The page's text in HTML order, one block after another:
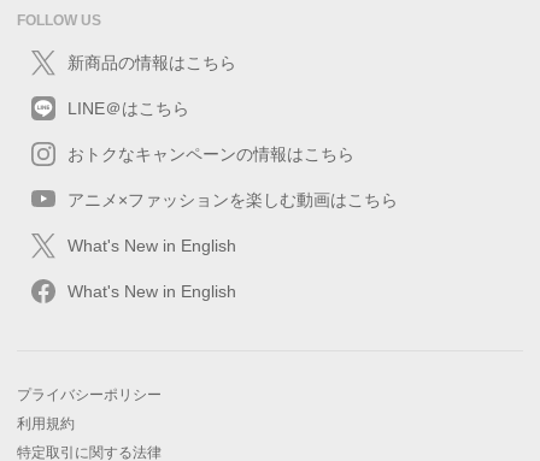
FOLLOW US
新商品の情報はこちら
LINE＠はこちら
おトクなキャンペーンの情報はこちら
アニメ×ファッションを楽しむ動画はこちら
What's New in English
What's New in English
プライバシーポリシー
利用規約
特定取引に関する法律